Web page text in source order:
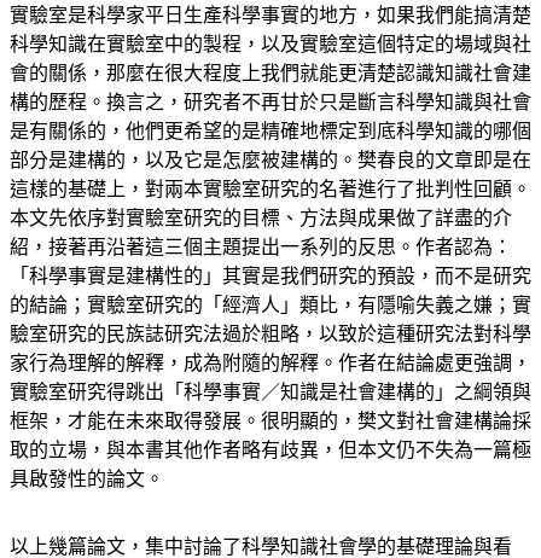
實驗室是科學家平日生產科學事實的地方，如果我們能搞清楚
科學知識在實驗室中的製程，以及實驗室這個特定的場域與社
會的關係，那麼在很大程度上我們就能更清楚認識知識社會建
構的歷程。換言之，研究者不再甘於只是斷言科學知識與社會
是有關係的，他們更希望的是精確地標定到底科學知識的哪個
部分是建構的，以及它是怎麼被建構的。樊春良的文章即是在
這樣的基礎上，對兩本實驗室研究的名著進行了批判性回顧。
本文先依序對實驗室研究的目標、方法與成果做了詳盡的介
紹，接著再沿著這三個主題提出一系列的反思。作者認為：
「科學事實是建構性的」其實是我們研究的預設，而不是研究
的結論；實驗室研究的「經濟人」類比，有隱喻失義之嫌；實
驗室研究的民族誌研究法過於粗略，以致於這種研究法對科學
家行為理解的解釋，成為附隨的解釋。作者在結論處更強調，
實驗室研究得跳出「科學事實／知識是社會建構的」之綱領與
框架，才能在未來取得發展。很明顯的，樊文對社會建構論採
取的立場，與本書其他作者略有歧異，但本文仍不失為一篇極
具啟發性的論文。
以上幾篇論文，集中討論了科學知識社會學的基礎理論與看